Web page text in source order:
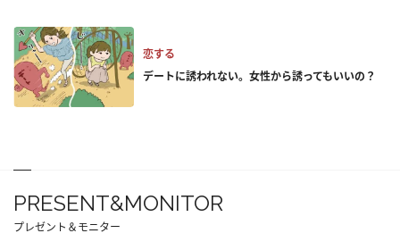
恋する
デートに誘われない。女性から誘ってもいいの？
PRESENT&MONITOR
プレゼント＆モニター